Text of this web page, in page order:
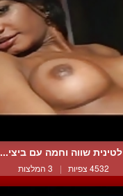
לטינית שווה וחמה עם ביצי...
4532 צפיות | 3 המלצות